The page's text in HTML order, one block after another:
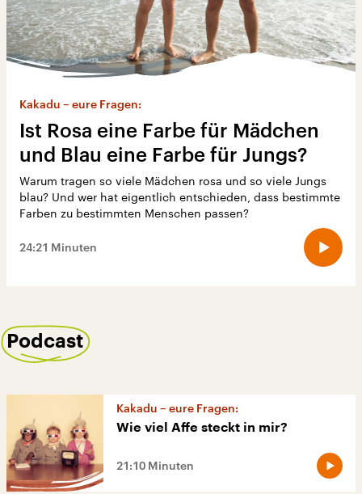
Kakadu – eure Fragen:
Ist Rosa eine Farbe für Mädchen
und Blau eine Farbe für Jungs?
Warum tragen so viele Mädchen rosa und so viele Jungs
blau? Und wer hat eigentlich entschieden, dass bestimmte
Farben zu bestimmten Menschen passen?
24:21 Minuten
Podcast
Kakadu – eure Fragen:
Wie viel Affe steckt in mir?
21:10 Minuten